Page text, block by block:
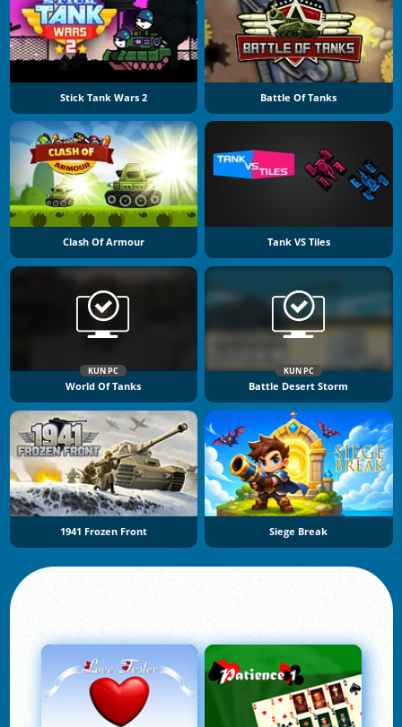
Stick Tank Wars 2 Battle Of Tanks
Clash Of Armour Tank VS Tiles
KUN PC
World Of Tanks
KUN PC
Battle Desert Storm
1941 Frozen Front Siege Break